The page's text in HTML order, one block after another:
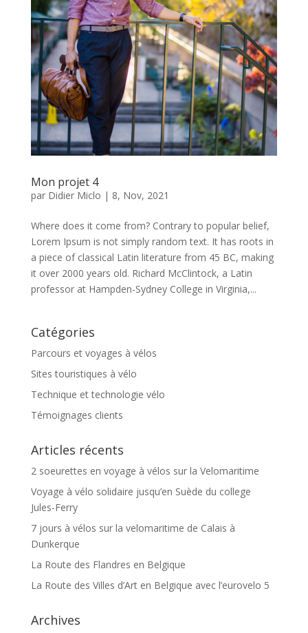
Mon projet 4
par Didier Miclo | 8, Nov, 2021
Where does it come from? Contrary to popular belief,
Lorem Ipsum is not simply random text. It has roots in
a piece of classical Latin literature from 45 BC, making
it over 2000 years old. Richard McClintock, a Latin
professor at Hampden-Sydney College in Virginia,...
Catégories
Parcours et voyages à vélos
Sites touristiques à vélo
Technique et technologie vélo
Témoignages clients
Articles récents
2 soeurettes en voyage à vélos sur la Velomaritime
Voyage à vélo solidaire jusqu’en Suède du college
Jules-Ferry
7 jours à vélos sur la velomaritime de Calais à
Dunkerque
La Route des Flandres en Belgique
La Route des Villes d’Art en Belgique avec l’eurovelo 5
Archives